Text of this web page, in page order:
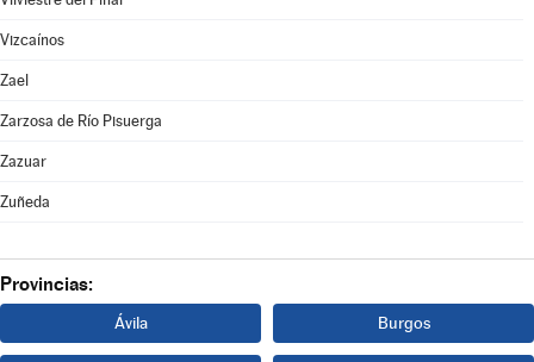
Vizcaínos
Zael
Zarzosa de Río Pisuerga
Zazuar
Zuñeda
Provincias:
Ávila Burgos